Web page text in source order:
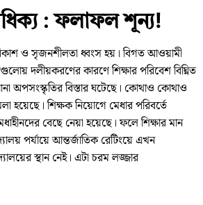
: ফলাফল শূন্য!
বিকাশ ও সৃজনশীলতা ধ্বংস হয়। বিগত আওয়ামী
দলীয়করণের কারণে শিক্ষার পরিবেশ বিঘ্নিত
অপসংস্কৃতির বিস্তার ঘটেছে। কোথাও কোথাও
হয়েছে। শিক্ষক নিয়োগে মেধার পরিবর্তে
বেছে নেয়া হয়েছে। ফলে শিক্ষার মান
পর্যায়ে আন্তর্জাতিক রেটিংয়ে এখন
স্থান নেই। এটা চরম লজ্জার